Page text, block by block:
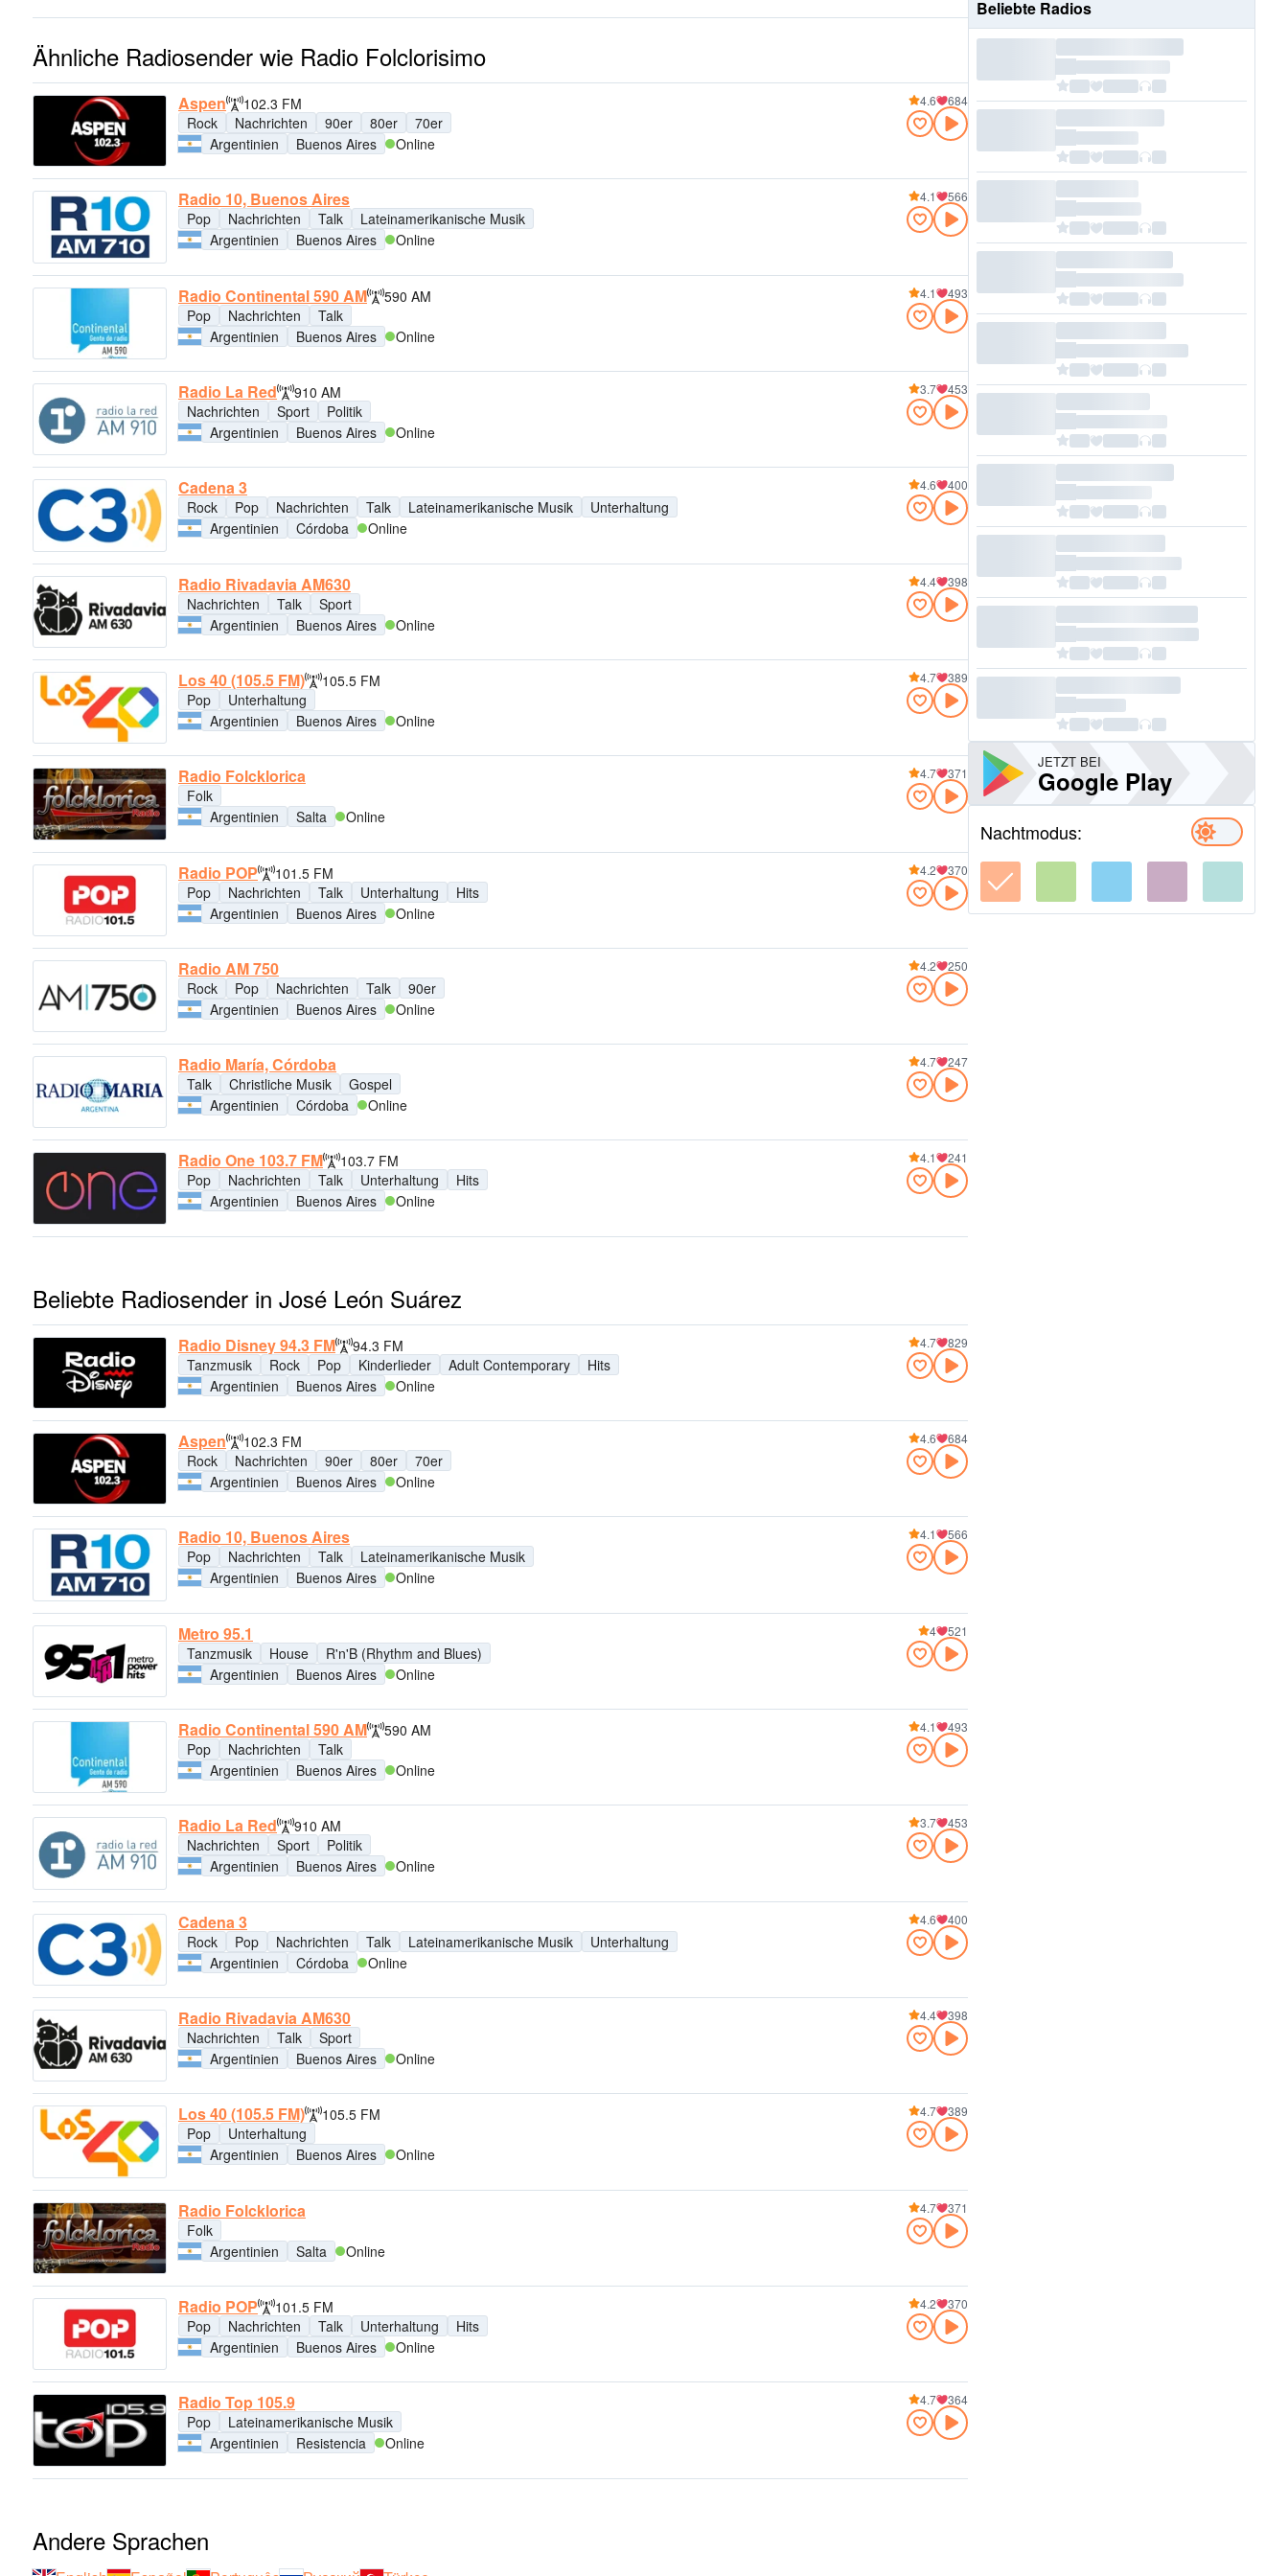
Ähnliche Radiosender wie Radio Folclorisimo
Aspen
102.3 FM
Rock
Nachrichten 90er 80er
70er
Argentinien
Buenos Aires Online
4.6 684
Radio 10, Buenos Aires
Pop Nachrichten Talk
Lateinamerikanische Musik
Argentinien
Buenos Aires Online
4.1 566
Radio Continental 590 AM
590 AM
Pop
Nachrichten
Talk
Argentinien
Buenos Aires Online
4.1 493
Radio La Red
910 AM
Nachrichten
Sport
Politik
Argentinien
Buenos Aires Online
3.7 453
Cadena 3
Rock Pop Nachrichten Talk Lateinamerikanische Musik
Unterhaltung
Argentinien
Córdoba Online
4.6 400
Radio Rivadavia AM630
Nachrichten Talk
Sport
Argentinien
Buenos Aires Online
4.4 398
Los 40 (105.5 FM)
105.5 FM
Pop
Unterhaltung
Argentinien
Buenos Aires Online
4.7 389
Radio Folcklorica
Folk
Argentinien
Salta Online
4.7 371
Radio POP
101.5 FM
Pop
Nachrichten Talk Unterhaltung
Hits
Argentinien
Buenos Aires Online
4.2 370
Radio AM 750
Rock Pop Nachrichten Talk
90er
Argentinien
Buenos Aires Online
4.2 250
Radio María, Córdoba
Talk Christliche Musik
Gospel
Argentinien
Córdoba Online
4.7 247
Radio One 103.7 FM
103.7 FM
Pop
Nachrichten Talk Unterhaltung
Hits
Argentinien
Buenos Aires Online
4.1 241
Beliebte Radiosender in José León Suárez
Radio Disney 94.3 FM
94.3 FM
Tanzmusik
Rock Pop Kinderlieder Adult Contemporary
Hits
Argentinien
Buenos Aires Online
4.7 829
Aspen
102.3 FM
Rock
Nachrichten 90er 80er
70er
Argentinien
Buenos Aires Online
4.6 684
Radio 10, Buenos Aires
Pop Nachrichten Talk
Lateinamerikanische Musik
Argentinien
Buenos Aires Online
4.1 566
Metro 95.1
Tanzmusik House
R'n'B (Rhythm and Blues)
Argentinien
Buenos Aires Online
4 521
Radio Continental 590 AM
590 AM
Pop
Nachrichten
Talk
Argentinien
Buenos Aires Online
4.1 493
Radio La Red
910 AM
Nachrichten
Sport
Politik
Argentinien
Buenos Aires Online
3.7 453
Cadena 3
Rock Pop Nachrichten Talk Lateinamerikanische Musik
Unterhaltung
Argentinien
Córdoba Online
4.6 400
Radio Rivadavia AM630
Nachrichten Talk
Sport
Argentinien
Buenos Aires Online
4.4 398
Los 40 (105.5 FM)
105.5 FM
Pop
Unterhaltung
Argentinien
Buenos Aires Online
4.7 389
Radio Folcklorica
Folk
Argentinien
Salta Online
4.7 371
Radio POP
101.5 FM
Pop
Nachrichten Talk Unterhaltung
Hits
Argentinien
Buenos Aires Online
4.2 370
Radio Top 105.9
Pop
Lateinamerikanische Musik
Argentinien
Resistencia Online
4.7 364
Andere Sprachen
Beliebte Radios
JETZT BEI
Google Play
Nachtmodus: